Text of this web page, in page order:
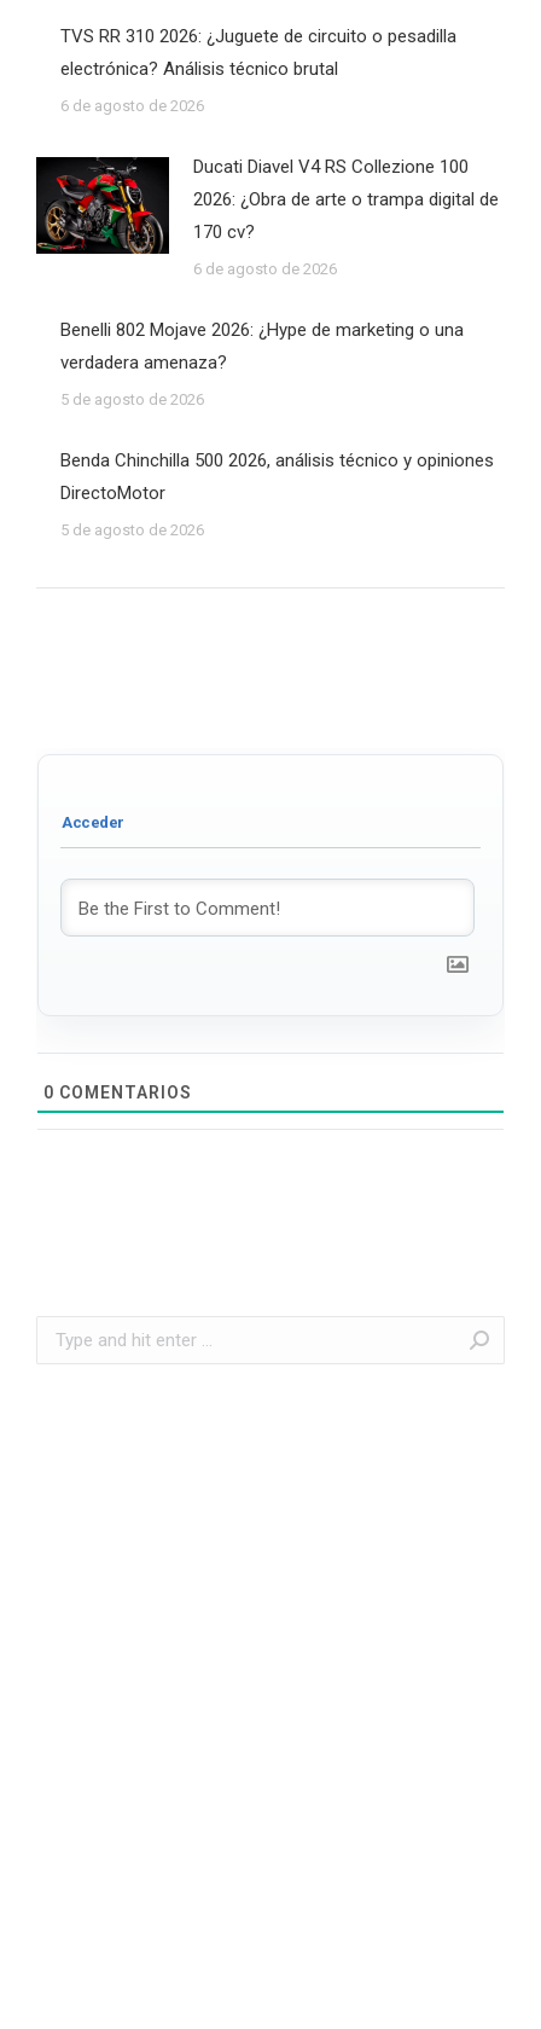
TVS RR 310 2026: ¿Juguete de circuito o pesadilla
electrónica? Análisis técnico brutal
6 de agosto de 2026
Ducati Diavel V4 RS Collezione 100
2026: ¿Obra de arte o trampa digital de
170 cv?
6 de agosto de 2026
Benelli 802 Mojave 2026: ¿Hype de marketing o una
verdadera amenaza?
5 de agosto de 2026
Benda Chinchilla 500 2026, análisis técnico y opiniones
DirectoMotor
5 de agosto de 2026
0 COMENTARIOS
Search: